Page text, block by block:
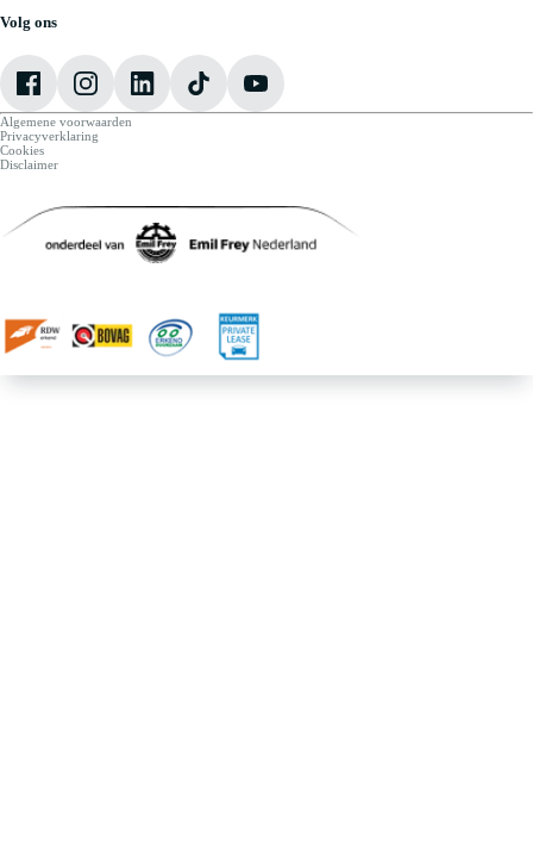
VW Bedrijfswagens
Vacatures
Mijn Pouw
Volg ons
Algemene voorwaarden
Privacyverklaring
Cookies
Disclaimer